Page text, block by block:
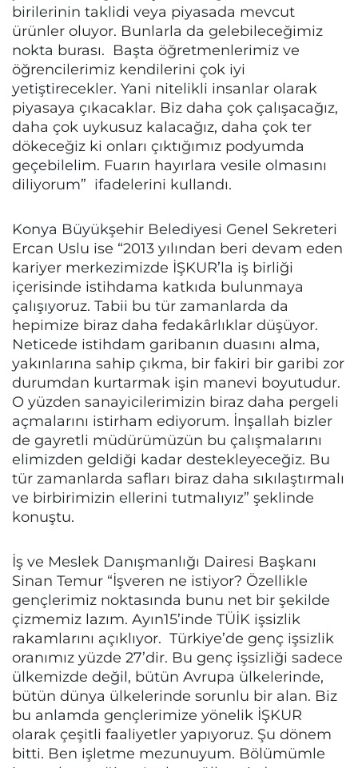
birilerinin taklidi veya piyasada mevcut
ürünler oluyor. Bunlarla da gelebileceğimiz
nokta burası. Başta öğretmenlerimiz ve
öğrencilerimiz kendilerini çok iyi
yetiştirecekler. Yani nitelikli insanlar olarak
piyasaya çıkacaklar. Biz daha çok çalışacağız,
daha çok uykusuz kalacağız, daha çok ter
dökeceğiz ki onları çıktığımız podyumda
geçebilelim. Fuarın hayırlara vesile olmasını
diliyorum” ifadelerini kullandı.
Konya Büyükşehir Belediyesi Genel Sekreteri
Ercan Uslu ise “2013 yılından beri devam eden
kariyer merkezimizde İŞKUR’la iş birliği
içerisinde istihdama katkıda bulunmaya
çalışıyoruz. Tabii bu tür zamanlarda da
hepimize biraz daha fedakârlıklar düşüyor.
Neticede istihdam garibanın duasını alma,
yakınlarına sahip çıkma, bir fakiri bir garibi zor
durumdan kurtarmak işin manevi boyutudur.
O yüzden sanayicilerimizin biraz daha pergeli
açmalarını istirham ediyorum. İnşallah bizler
de gayretli müdürümüzün bu çalışmalarını
elimizden geldiği kadar destekleyeceğiz. Bu
tür zamanlarda safları biraz daha sıkılaştırmalı
ve birbirimizin ellerini tutmalıyız” şeklinde
konuştu.
İş ve Meslek Danışmanlığı Dairesi Başkanı
Sinan Temur “İşveren ne istiyor? Özellikle
gençlerimiz noktasında bunu net bir şekilde
çizmemiz lazım. Ayın15’inde TÜİK işsizlik
rakamlarını açıklıyor. Türkiye’de genç işsizlik
oranımız yüzde 27’dir. Bu genç işsizliği sadece
ülkemizde değil, bütün Avrupa ülkelerinde,
bütün dünya ülkelerinde sorunlu bir alan. Biz
bu anlamda gençlerimize yönelik İŞKUR
olarak çeşitli faaliyetler yapıyoruz. Şu dönem
bitti. Ben işletme mezunuyum. Bölümümle